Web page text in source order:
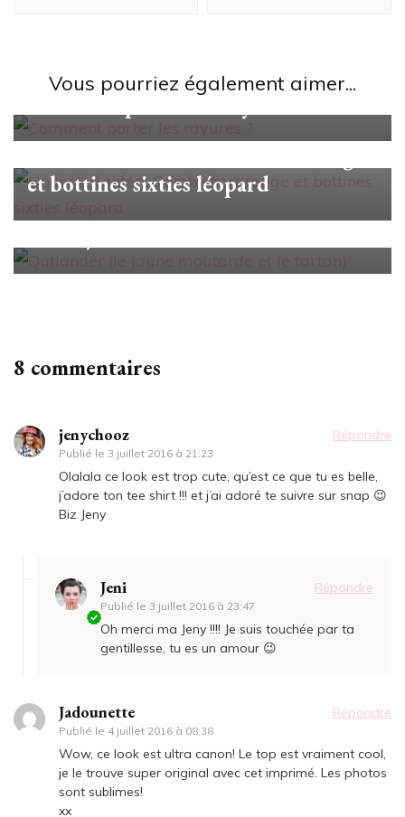
Vous pourriez également aimer...
Looks/Conseils
Comment porter les rayures ?
Looks/Conseils
et bottines sixties léopard
Looks/Conseils
Outlander (le jaune moutarde et le
8 commentaires
jenychooz
Publié le 3 juillet 2016 à 21:23
Répondre
Olalala ce look est trop cute, qu’est ce que tu es belle,
j’adore ton tee shirt !!! et j’ai adoré te suivre sur snap 😉
Biz Jeny
Jeni
Publié le 3 juillet 2016 à 23:47
Répondre
Oh merci ma Jeny !!!! Je suis touchée par ta
gentillesse, tu es un amour 😉
Jadounette
Publié le 4 juillet 2016 à 08:38
Répondre
Wow, ce look est ultra canon! Le top est vraiment cool,
je le trouve super original avec cet imprimé. Les photos
sont sublimes!
xx